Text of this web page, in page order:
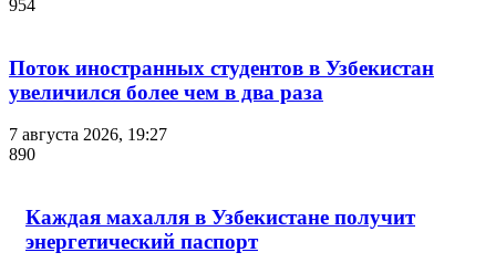
954
Поток иностранных студентов в Узбекистан
увеличился более чем в два раза
7 августа 2026, 19:27
890
Каждая махалля в Узбекистане получит
энергетический паспорт